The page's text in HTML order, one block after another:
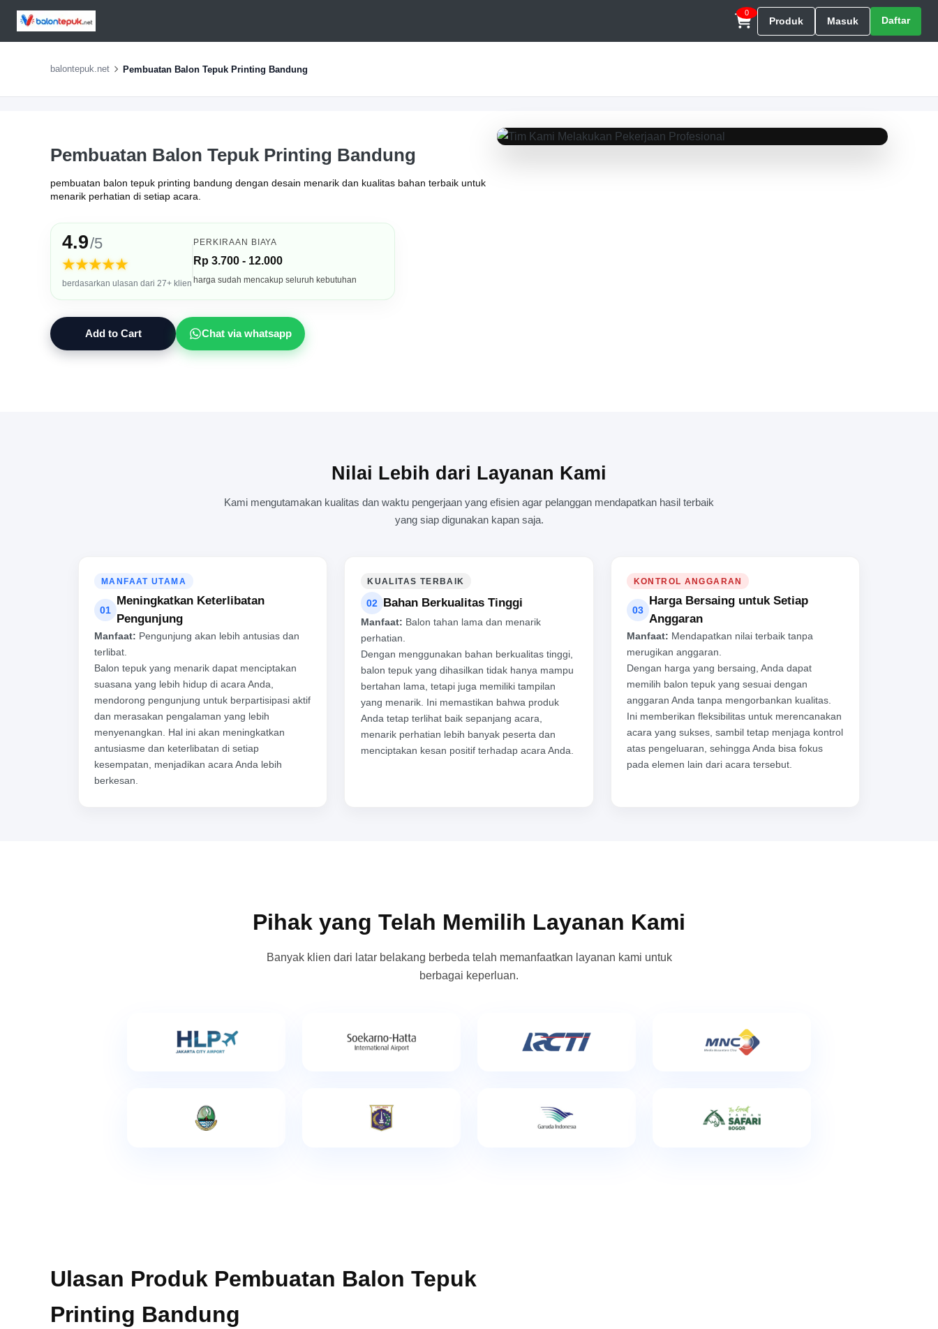
0
Produk Masuk Daftar
balontepuk.net Pembuatan Balon Tepuk Printing Bandung
Pembuatan Balon Tepuk Printing Bandung
pembuatan balon tepuk printing bandung dengan desain menarik dan kualitas bahan terbaik untuk
menarik perhatian di setiap acara.
4.9/5
★★★★★
berdasarkan ulasan dari 27+ klien
PERKIRAAN BIAYA
Rp 3.700 - 12.000
harga sudah mencakup seluruh kebutuhan
Add to Cart Chat via whatsapp
Nilai Lebih dari Layanan Kami
Kami mengutamakan kualitas dan waktu pengerjaan yang efisien agar pelanggan mendapatkan hasil terbaik
yang siap digunakan kapan saja.
MANFAAT UTAMA
01
Meningkatkan Keterlibatan
Pengunjung
Manfaat: Pengunjung akan lebih antusias dan
terlibat.
Balon tepuk yang menarik dapat menciptakan
suasana yang lebih hidup di acara Anda,
mendorong pengunjung untuk berpartisipasi aktif
dan merasakan pengalaman yang lebih
menyenangkan. Hal ini akan meningkatkan
antusiasme dan keterlibatan di setiap
kesempatan, menjadikan acara Anda lebih
berkesan.
KUALITAS TERBAIK
02 Bahan Berkualitas Tinggi
Manfaat: Balon tahan lama dan menarik
perhatian.
Dengan menggunakan bahan berkualitas tinggi,
balon tepuk yang dihasilkan tidak hanya mampu
bertahan lama, tetapi juga memiliki tampilan
yang menarik. Ini memastikan bahwa produk
Anda tetap terlihat baik sepanjang acara,
menarik perhatian lebih banyak peserta dan
menciptakan kesan positif terhadap acara Anda.
KONTROL ANGGARAN
03
Harga Bersaing untuk Setiap
Anggaran
Manfaat: Mendapatkan nilai terbaik tanpa
merugikan anggaran.
Dengan harga yang bersaing, Anda dapat
memilih balon tepuk yang sesuai dengan
anggaran Anda tanpa mengorbankan kualitas.
Ini memberikan fleksibilitas untuk merencanakan
acara yang sukses, sambil tetap menjaga kontrol
atas pengeluaran, sehingga Anda bisa fokus
pada elemen lain dari acara tersebut.
Pihak yang Telah Memilih Layanan Kami
Banyak klien dari latar belakang berbeda telah memanfaatkan layanan kami untuk
berbagai keperluan.
Ulasan Produk Pembuatan Balon Tepuk
Printing Bandung